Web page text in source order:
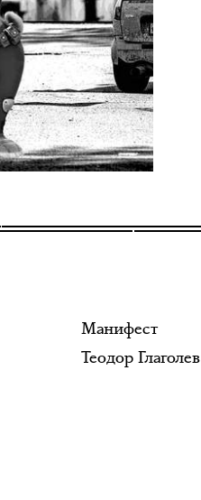
Манифест
Теодор Глаголев